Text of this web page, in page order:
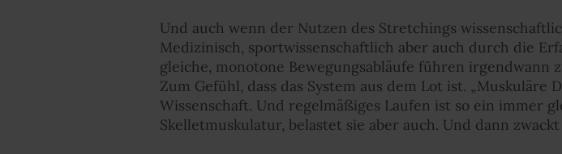
Und auch wenn der Nutzen des Stretchings
Medizinisch, sportwissenschaftlich aber auch durch die
gleiche, monotone Bewegungsabläufe führen irgendwann
Zum Gefühl, dass das System aus dem Lot ist. „Muskuläre
Wissenschaft. Und regelmäßiges Laufen ist so ein immer
Skelletmuskulatur, belastet sie aber auch. Und dann